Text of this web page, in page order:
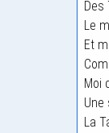
Des
Le
Et
Moi
Une
La